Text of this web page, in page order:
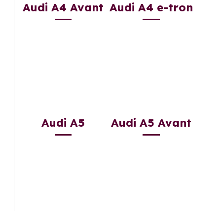
Audi A4 Avant Audi A4 e-tron
Audi A5 Audi A5 Avant